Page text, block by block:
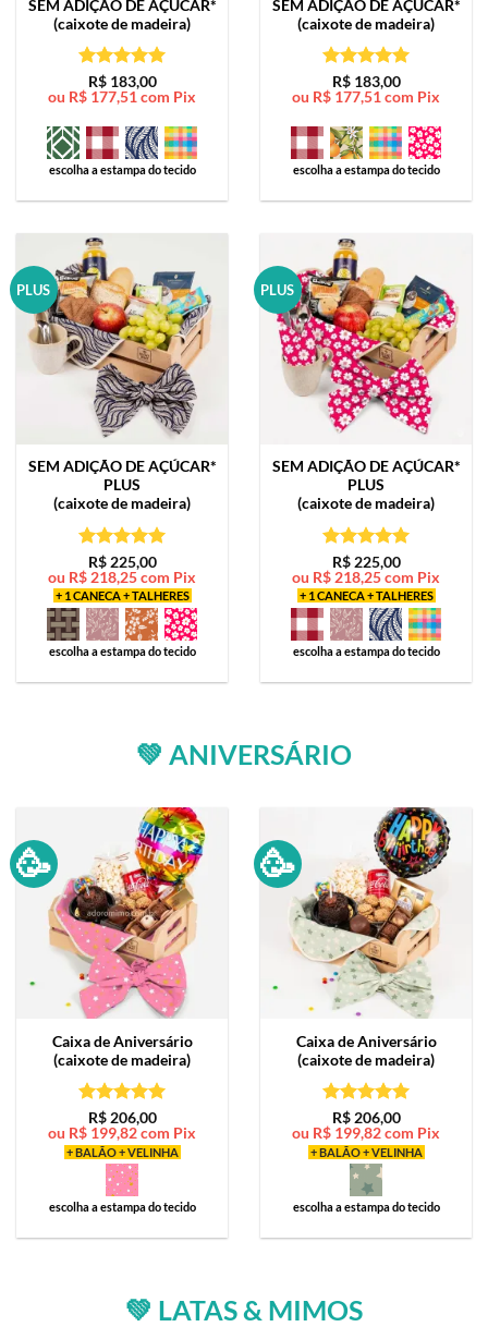
SEM ADIÇÃO DE AÇÚCAR*
(caixote de madeira)
Avaliação5
de 5
R$183,00
ou R$ 177,51com Pix
escolha a estampa do tecido
SEM ADIÇÃO DE AÇÚCAR*
(caixote de madeira)
Avaliação5
de 5
R$183,00
ou R$ 177,51com Pix
escolha a estampa do tecido
PLUS
SEM ADIÇÃO DE AÇÚCAR*
PLUS
(caixote de madeira)
Avaliação5
de 5
R$225,00
ou R$ 218,25com Pix
+ 1 CANECA + TALHERES
escolha a estampa do tecido
PLUS
SEM ADIÇÃO DE AÇÚCAR*
PLUS
(caixote de madeira)
Avaliação5
de 5
R$225,00
ou R$ 218,25com Pix
+ 1 CANECA + TALHERES
escolha a estampa do tecido
💚 ANIVERSÁRIO
🥳
Caixa deAniversário
(caixote de madeira)
Avaliação5
de 5
R$206,00
ou R$ 199,82com Pix
+ BALÃO + VELINHA
escolha a estampa do tecido
🥳
Caixa deAniversário
(caixote de madeira)
Avaliação5
de 5
R$206,00
ou R$ 199,82com Pix
+ BALÃO + VELINHA
escolha a estampa do tecido
💚 LATAS & MIMOS